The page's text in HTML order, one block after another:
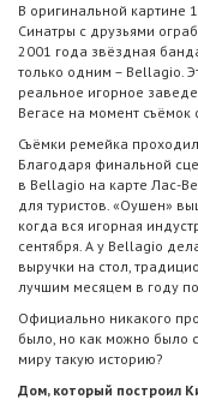
В оригинальной
Синатры с друзьями
2001 года звёздная
только одним – Bellagio.
реальное игорное
Вегасе на момент съёмок
Съёмки ремейка
Благодаря финальной
в Bellagio на карте Лас-
для туристов. «Оушен»
когда вся игорная
сентября. А у Bellagio
выручки на стол,
лучшим месяцем в году по
Официально никакого
было, но как можно было
миру такую историю?
Дом, который построил